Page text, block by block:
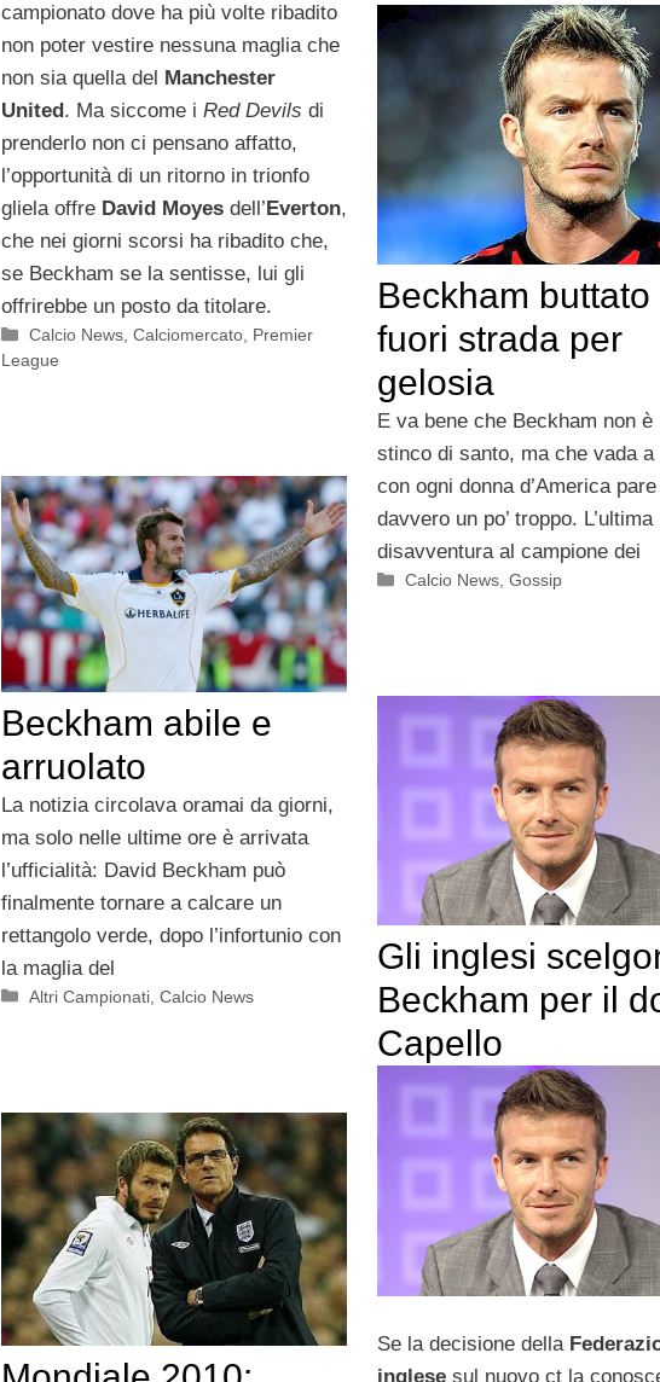
campionato dove ha più volte ribadito
non poter vestire nessuna maglia che
non sia quella del Manchester
United. Ma siccome i Red Devils di
prenderlo non ci pensano affatto,
l’opportunità di un ritorno in trionfo
gliela offre David Moyes dell’Everton,
che nei giorni scorsi ha ribadito che,
se Beckham se la sentisse, lui gli
offrirebbe un posto da titolare.
Categorie
Calcio News ,Calciomercato Premier
League
Beckham buttato
fuori strada per
gelosia
E va bene che Beckham non è
stinco di santo, ma che vada a
con ogni donna d’America pare
davvero un po’ troppo. L’ultima
disavventura al campione dei
Categorie
Calcio News ,Gossip
Beckham abile e
arruolato
La notizia circolava oramai da giorni,
ma solo nelle ultime ore è arrivata
l’ufficialità: David Beckham può
finalmente tornare a calcare un
rettangolo verde, dopo l’infortunio con
la maglia del
Categorie
Altri Campionati ,Calcio News
Gli inglesi
Beckham per il
Capello
Se la decisione della
inglesesul nuovo ct la